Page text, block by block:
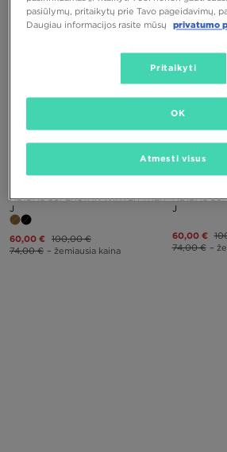
PUIKUS PASIŪLYMAS
ADIDAS SUPERSTAR WINTER TREK
J
60,00 € 100,00 €
74,00 € – žemiausia kaina
ADIDAS
J
60,00 €
74,00 € –
pasiūlymų, pritaikytų prie Tavo pageidavimų,
Daugiau informacijos rasite mūsų
privatumo
Pritaikyti
Atmesti visus
OK